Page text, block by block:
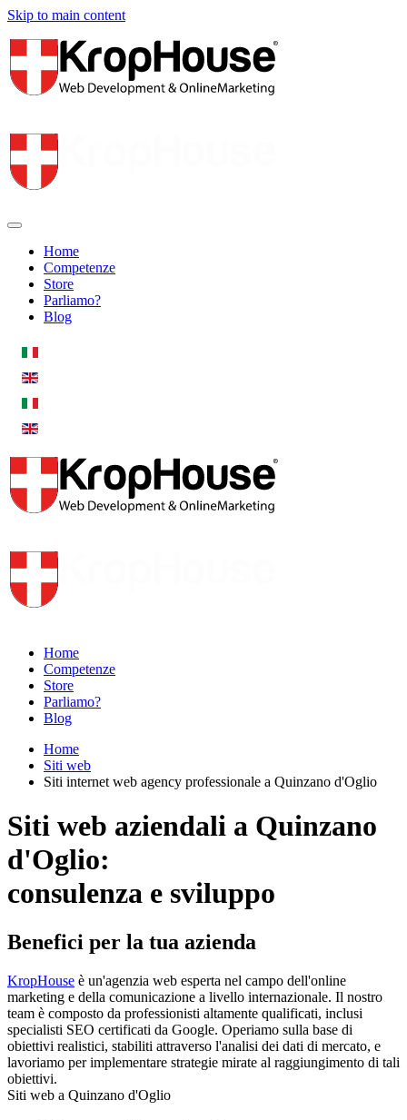
Skip to main content
Home
Competenze
Store
Parliamo?
Blog
Home
Competenze
Store
Parliamo?
Blog
Home
Siti web
Siti internet web agency professionale a Quinzano d'Oglio
Siti web aziendali a Quinzano
d'Oglio:
consulenza e sviluppo
Benefici per la tua azienda
KropHouse è un'agenzia web esperta nel campo dell'online
marketing e della comunicazione a livello internazionale. Il nostro
team è composto da professionisti altamente qualificati, inclusi
specialisti SEO certificati da Google. Operiamo sulla base di
obiettivi realistici, stabiliti attraverso l'analisi dei dati di mercato, e
lavoriamo per implementare strategie mirate al raggiungimento di tali
obiettivi.
Siti web a Quinzano d'Oglio